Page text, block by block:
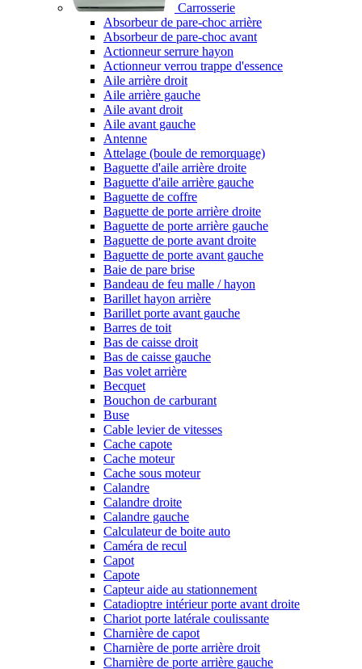
Carrosserie
Absorbeur de pare-choc arrière
Absorbeur de pare-choc avant
Actionneur serrure hayon
Actionneur verrou trappe d'essence
Aile arrière droit
Aile arrière gauche
Aile avant droit
Aile avant gauche
Antenne
Attelage (boule de remorquage)
Baguette d'aile arrière droite
Baguette d'aile arrière gauche
Baguette de coffre
Baguette de porte arrière droite
Baguette de porte arrière gauche
Baguette de porte avant droite
Baguette de porte avant gauche
Baie de pare brise
Bandeau de feu malle / hayon
Barillet hayon arrière
Barillet porte avant gauche
Barres de toit
Bas de caisse droit
Bas de caisse gauche
Bas volet arrière
Becquet
Bouchon de carburant
Buse
Cable levier de vitesses
Cache capote
Cache moteur
Cache sous moteur
Calandre
Calandre droite
Calandre gauche
Calculateur de boite auto
Caméra de recul
Capot
Capote
Capteur aide au stationnement
Catadioptre intérieur porte avant droite
Chariot porte latérale coulissante
Charnière de capot
Charnière de porte arrière droit
Charnière de porte arrière gauche